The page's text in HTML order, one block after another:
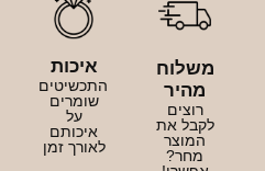
משלוח
מהיר
רוצים
לקבל את
המוצר
מחר?
איכות
התכשיטים
שומרים
על
איכותם
לאורך זמן